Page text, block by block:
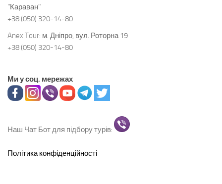
"Караван"
+38 (050) 320-14-80
Anex Tour: м. Дніпро, вул. Роторна 19
+38 (050) 320-14-80
Ми у соц. мережах
Наш Чат Бот для підбору турів:
Політика конфіденційності